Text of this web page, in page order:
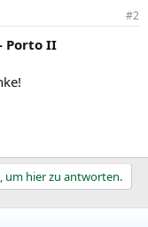
#2
Porto II
um hier zu antworten.